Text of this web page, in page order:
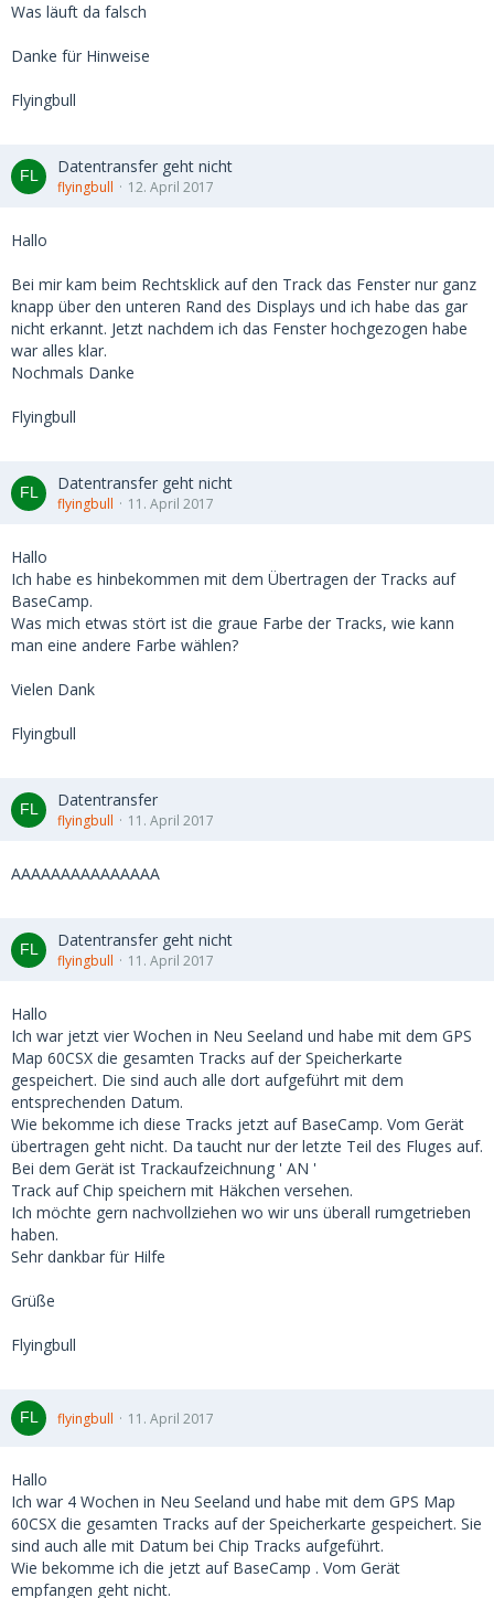
Was läuft da falsch
Danke für Hinweise
Flyingbull
Datentransfer geht nicht
flyingbull 12. April 2017
Hallo
Bei mir kam beim Rechtsklick auf den Track das Fenster nur ganz
knapp über den unteren Rand des Displays und ich habe das gar
nicht erkannt. Jetzt nachdem ich das Fenster hochgezogen habe
war alles klar.
Nochmals Danke
Flyingbull
Datentransfer geht nicht
flyingbull 11. April 2017
Hallo
Ich habe es hinbekommen mit dem Übertragen der Tracks auf
BaseCamp.
Was mich etwas stört ist die graue Farbe der Tracks, wie kann
man eine andere Farbe wählen?
Vielen Dank
Flyingbull
Datentransfer
flyingbull 11. April 2017
AAAAAAAAAAAAAAA
Datentransfer geht nicht
flyingbull 11. April 2017
Hallo
Ich war jetzt vier Wochen in Neu Seeland und habe mit dem GPS
Map 60CSX die gesamten Tracks auf der Speicherkarte
gespeichert. Die sind auch alle dort aufgeführt mit dem
entsprechenden Datum.
Wie bekomme ich diese Tracks jetzt auf BaseCamp. Vom Gerät
übertragen geht nicht. Da taucht nur der letzte Teil des Fluges auf.
Bei dem Gerät ist Trackaufzeichnung ' AN '
Track auf Chip speichern mit Häkchen versehen.
Ich möchte gern nachvollziehen wo wir uns überall rumgetrieben
haben.
Sehr dankbar für Hilfe
Grüße
Flyingbull
flyingbull 11. April 2017
Hallo
Ich war 4 Wochen in Neu Seeland und habe mit dem GPS Map
60CSX die gesamten Tracks auf der Speicherkarte gespeichert. Sie
sind auch alle mit Datum bei Chip Tracks aufgeführt.
Wie bekomme ich die jetzt auf BaseCamp . Vom Gerät
empfangen geht nicht.